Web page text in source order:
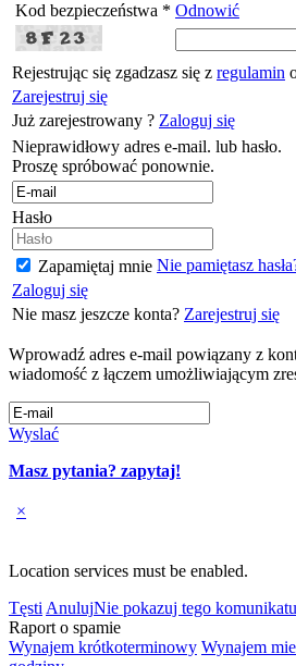
Kod bezpieczeństwa * Odnowić
Rejestrując się zgadzasz się z regulamin
Zarejestruj się
Już zarejestrowany ? Zaloguj się
Nieprawidłowy adres e-mail. lub hasło.
Proszę spróbować ponownie.
Hasło
Zapamiętaj mnie Nie pamiętasz
Zaloguj się
Nie masz jeszcze konta? Zarejestruj się
Wprowadź adres e-mail powiązany z
wiadomość z łączem umożliwiającym
Wyslać
Masz pytania? zapytaj!
×
Location services must be enabled.
Tęsti AnulujNie pokazuj tego komunikatu
Raport o spamie
Wynajem krótkoterminowy Wynajem